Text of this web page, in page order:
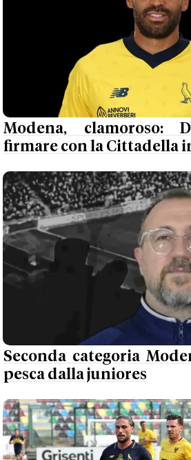
Modena, clamoroso:
firmare con la Cittadella
Seconda categoria
pesca dalla juniores